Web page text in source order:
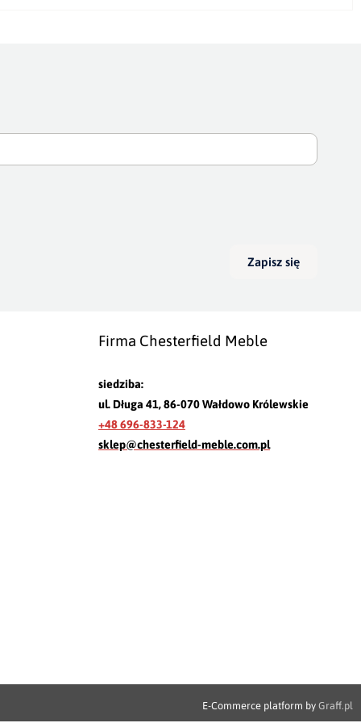
Zapisz się
Firma Chesterfield Meble
siedziba:
ul. Długa 41, 86-070 Wałdowo Królewskie
+48 696-833-124
sklep@chesterfield-meble.com.pl
E-Commerce platform by Graff.pl